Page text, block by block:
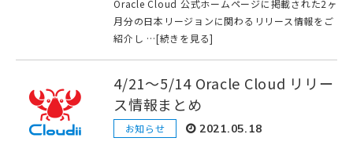
Oracle Cloud 公式ホームページに掲載された2ヶ
月分の日本リージョンに関わるリリース情報をご
紹介し …[続きを見る]
4/21〜5/14 Oracle Cloud リリー
ス情報まとめ
お知らせ 2021.05.18